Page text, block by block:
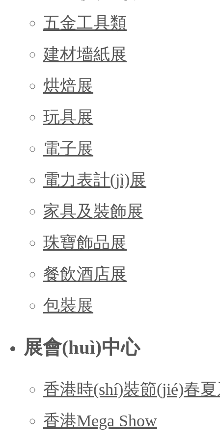
五金工具類
建材墻紙展
烘焙展
玩具展
電子展
電力表計(jì)展
家具及裝飾展
珠寶飾品展
餐飲酒店展
包裝展
展會(huì)中心
香港時(shí)裝節(jié)春
香港Mega Show